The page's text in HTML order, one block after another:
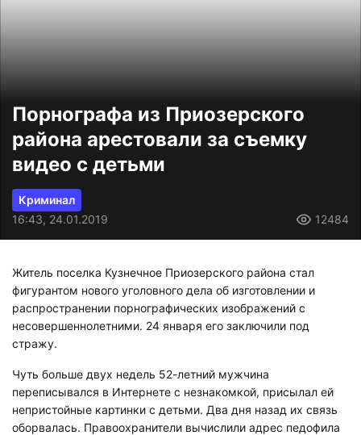
Порнографа из Приозерского
района арестовали за съемку
видео с детьми
Криминал
16:43, 24.01.2019
12484
Житель поселка Кузнечное Приозерского района стал
фигурантом нового уголовного дела об изготовлении и
распространении порнографических изображений с
несовершеннолетними. 24 января его заключили под
стражу.
Чуть больше двух недель 52-летний мужчина
переписывался в Интернете с незнакомкой, присылал ей
непристойные картинки с детьми. Два дня назад их связь
оборвалась. Правоохранители вычислили адрес педофила